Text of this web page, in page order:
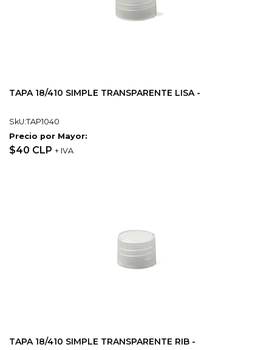
TAPA 18/410 SIMPLE TRANSPARENTE LISA -
SkU:TAP1040
Precio por Mayor:
$40 CLP + IVA
TAPA 18/410 SIMPLE TRANSPARENTE RIB -